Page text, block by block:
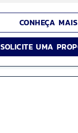
CONHEÇA MAIS
SOLICITE UMA